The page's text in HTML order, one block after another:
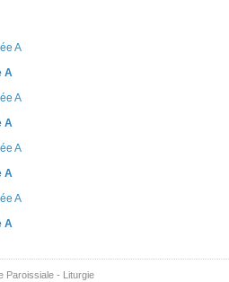
A
A
A
A
Paroissiale - Liturgie